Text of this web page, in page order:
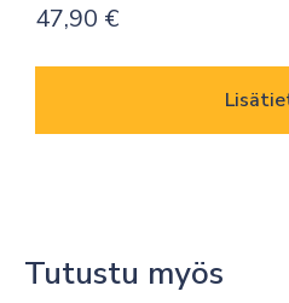
47,90 €
Tutustu myös